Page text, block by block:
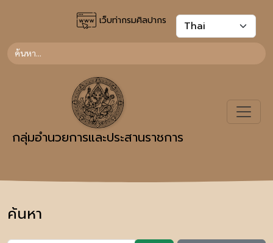
เว็บท่ากรมศิลปากร
กลุ่มอำนวยการและประสานราชการ
ค้นหา